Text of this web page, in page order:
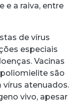
e a raiva, entre
de vírus
especiais
Vacinas
são
atenuados.
vivo, apesar